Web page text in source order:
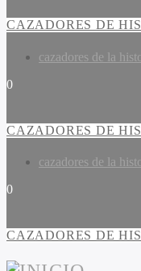
CAZADORES DE
cazadores de la
0
CAZADORES DE
cazadores de la
0
CAZADORES DE